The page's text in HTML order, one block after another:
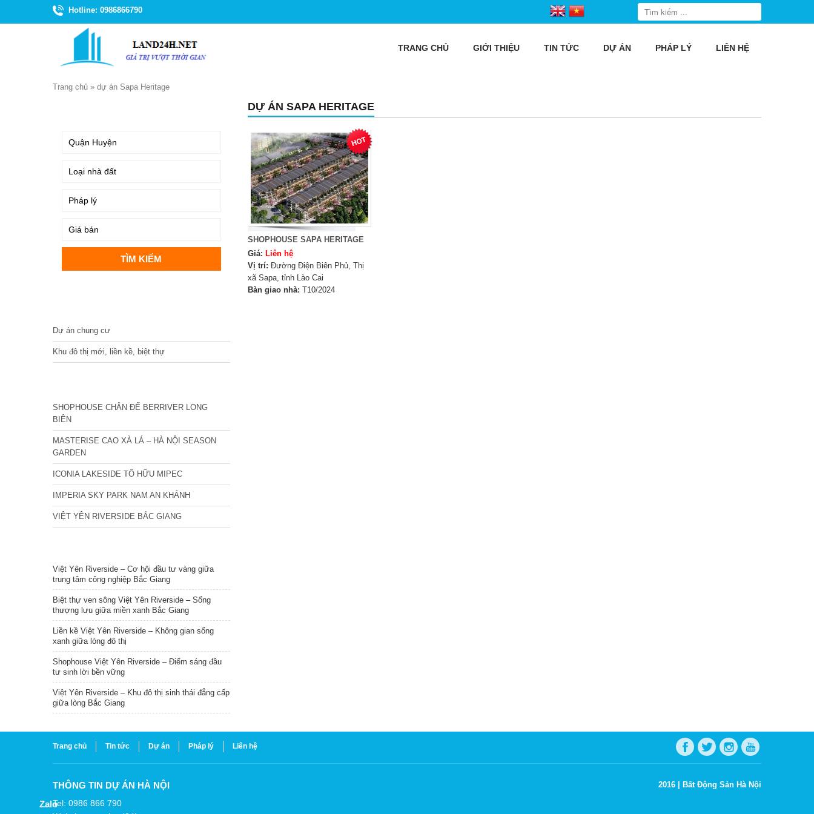
Hotline: 0986866790
TRANG CHỦ GIỚI THIỆU TIN TỨC DỰ ÁN PHÁP LÝ LIÊN HỆ
Trang chủ » dự án Sapa Heritage
DỰ ÁN SAPA HERITAGE
SHOPHOUSE SAPA HERITAGE
Giá: Liên hệ
Vị trí: Đường Điện Biên Phủ, Thị
xã Sapa, tỉnh Lào Cai
Bàn giao nhà: T10/2024
Dự án chung cư
Khu đô thị mới, liền kề, biệt thự
SHOPHOUSE CHÂN ĐẾ BERRIVER LONG
BIÊN
MASTERISE CAO XÀ LÁ – HÀ NỘI SEASON
GARDEN
ICONIA LAKESIDE TỐ HỮU MIPEC
IMPERIA SKY PARK NAM AN KHÁNH
VIỆT YÊN RIVERSIDE BẮC GIANG
Việt Yên Riverside – Cơ hội đầu tư vàng giữa
trung tâm công nghiệp Bắc Giang
Biệt thự ven sông Việt Yên Riverside – Sống
thượng lưu giữa miền xanh Bắc Giang
Liền kề Việt Yên Riverside – Không gian sống
xanh giữa lòng đô thị
Shophouse Việt Yên Riverside – Điểm sáng đầu
tư sinh lời bền vững
Việt Yên Riverside – Khu đô thị sinh thái đẳng cấp
giữa lòng Bắc Giang
Trang chủ Tin tức Dự án Pháp lý Liên hệ
THÔNG TIN DỰ ÁN HÀ NỘI
Tel: 0986 866 790
2016 | Bất Động Sản Hà Nội
Zalo